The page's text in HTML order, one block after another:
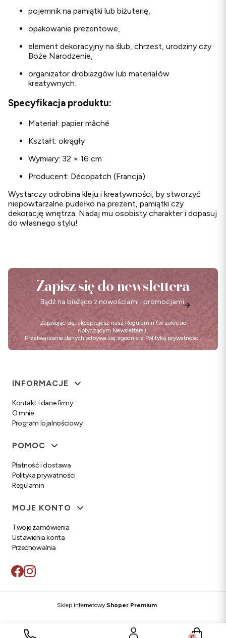
pojemnik na pamiątki lub biżuterię,
opakowanie prezentowe,
element dekoracyjny na ślub, chrzest, urodziny czy
Boże Narodzenie,
organizator drobiazgów lub materiałów
kreatywnych.
Specyfikacja produktu:
Materiał: papier mâché
Kształt: okrągły
Wymiary: 32 × 16 cm
Producent: Décopatch (Francja)
Wystarczy odrobina kleju i kreatywności, by stworzyć
niepowtarzalne pudełko na prezent, pamiątki czy
dekorację wnętrza. Nadaj mu osobisty charakter i dopasuj
do własnego stylu!
Zapisz się do newslettera
Bądź na bieżąco z nowościami i promocjami.
Zapisując się, akceptujesz nasz Regulamin (w zakresie
dotyczącym Newslettera).
Przetwarzanie danych odbywa się zgodnie z Polityką prywatności.
Linki w stopce
INFORMACJE
Kontakt i dane firmy
O mnie
Program lojalnościowy
POMOC
Płatność i dostawa
Polityka prywatności
Regulamin
MOJE KONTO
Twoje zamówienia
Ustawienia konta
Przechowalnia
Sklep internetowy Shoper Premium
Produkty